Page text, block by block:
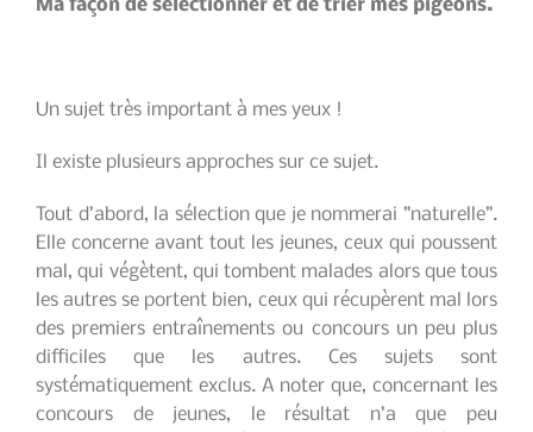
Ma façon de sélectionner et de trier mes pigeons.
Un sujet très important à mes yeux !
Il existe plusieurs approches sur ce sujet.
Tout d’abord, la sélection que je nommerai ”naturelle”.
Elle concerne avant tout les jeunes, ceux qui poussent
mal, qui végètent, qui tombent malades alors que tous
les autres se portent bien, ceux qui récupèrent mal lors
des premiers entraînements ou concours un peu plus
difficiles que les autres. Ces sujets sont
systématiquement exclus. A noter que, concernant les
concours de jeunes, le résultat n’a que peu